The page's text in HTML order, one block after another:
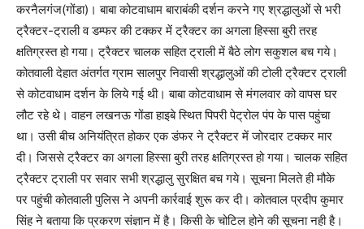
करनैलगंज(गोंडा)। बाबा कोटवाधाम बाराबंकी दर्शन करने गए श्रद्धालुओं से भरी
ट्रैक्टर-ट्राली व डम्फर की टक्कर में ट्रैक्टर का अगला हिस्सा बुरी तरह
क्षतिग्रस्त हो गया। ट्रैक्टर चालक सहित ट्राली में बैठे लोग सकुशल बच गये।
कोतवाली देहात अंतर्गत ग्राम सालपुर निवासी श्रद्धालुओं की टोली ट्रैक्टर ट्राली
से कोटवाधाम दर्शन के लिये गई थी। बाबा कोटवाधाम से मंगलवार को वापस घर
लौट रहे थे। वाहन लखनऊ गोंडा हाइबे स्थित पिपरी पेट्रोल पंप के पास पहुंचा
था। उसी बीच अनियंत्रित होकर एक डंफर ने ट्रैक्टर में जोरदार टक्कर मार
दी। जिससे ट्रैक्टर का अगला हिस्सा बुरी तरह क्षतिग्रस्त हो गया। चालक सहित
ट्रैक्टर ट्राली पर सवार सभी श्रद्धालु सुरक्षित बच गये। सूचना मिलते ही मौके
पर पहुंची कोतवाली पुलिस ने अपनी कार्रवाई शुरू कर दी। कोतवाल प्रदीप कुमार
सिंह ने बताया कि प्रकरण संज्ञान में है। किसी के चोटिल होने की सूचना नही है।